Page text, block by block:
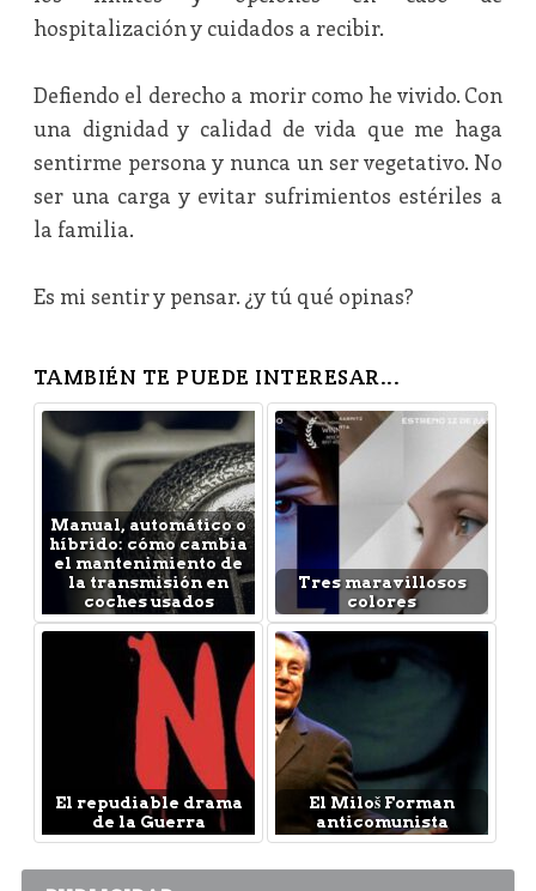
hospitalización y cuidados a recibir.
Defiendo el derecho a morir como he vivido. Con
una dignidad y calidad de vida que me haga
sentirme persona y nunca un ser vegetativo. No
ser una carga y evitar sufrimientos estériles a
la familia.
Es mi sentir y pensar. ¿y tú qué opinas?
TAMBIÉN TE PUEDE INTERESAR...
Manual, automático o
híbrido: cómo cambia
el mantenimiento de
la transmisión en
coches usados
Tres maravillosos
colores
El repudiable drama
de la Guerra
El Miloš Forman
anticomunista